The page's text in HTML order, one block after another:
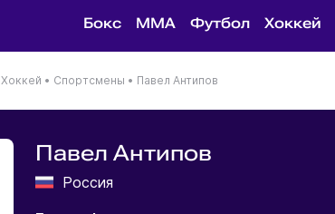
Бокс MMA Футбол Хоккей
Хоккей • Спортсмены • Павел Антипов
Павел Антипов
Россия